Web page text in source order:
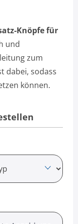
Knöpfe für
und
zum
dabei, sodass
können.